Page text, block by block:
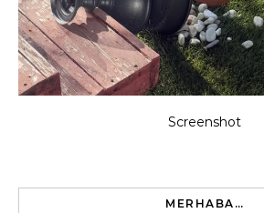
Screenshot
MERHABA…